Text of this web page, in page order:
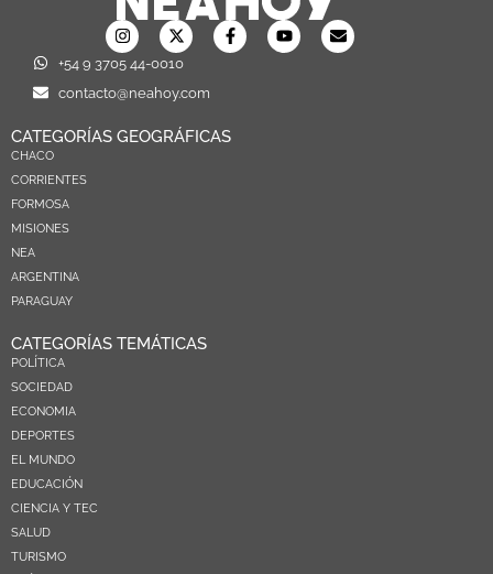
+54 9 3705 44-0010
contacto@neahoy.com
CATEGORÍAS GEOGRÁFICAS
CHACO
CORRIENTES
FORMOSA
MISIONES
NEA
ARGENTINA
PARAGUAY
CATEGORÍAS TEMÁTICAS
POLÍTICA
SOCIEDAD
ECONOMIA
DEPORTES
EL MUNDO
EDUCACIÓN
CIENCIA Y TEC
SALUD
TURISMO